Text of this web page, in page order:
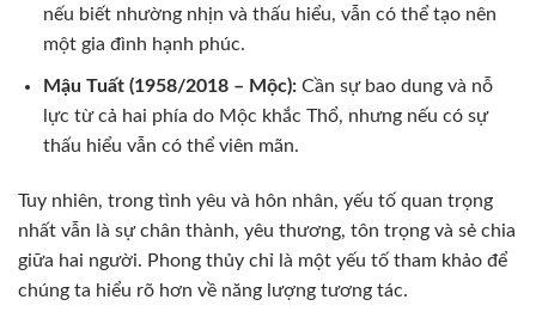
nếu biết nhường nhịn và thấu hiểu, vẫn có thể tạo nên
một gia đình hạnh phúc.
Mậu Tuất (1958/2018 – Mộc):Cần sự bao dung và nỗ
lực từ cả hai phía do Mộc khắc Thổ, nhưng nếu có sự
thấu hiểu vẫn có thể viên mãn.
Tuy nhiên, trong tình yêu và hôn nhân, yếu tố quan trọng
nhất vẫn là sự chân thành, yêu thương, tôn trọng và sẻ chia
giữa hai người. Phong thủy chỉ là một yếu tố tham khảo để
chúng ta hiểu rõ hơn về năng lượng tương tác.